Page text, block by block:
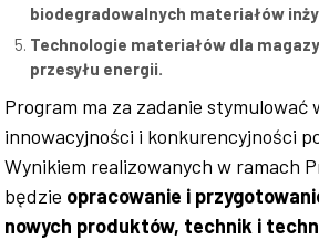
biodegradowalnych materiałów
Technologie materiałów dla
przesyłu energii.
Program ma za zadanie stymulować
innowacyjności i konkurencyjności
Wynikiem realizowanych w ramach
będzie opracowanie i
nowych produktów, technik i